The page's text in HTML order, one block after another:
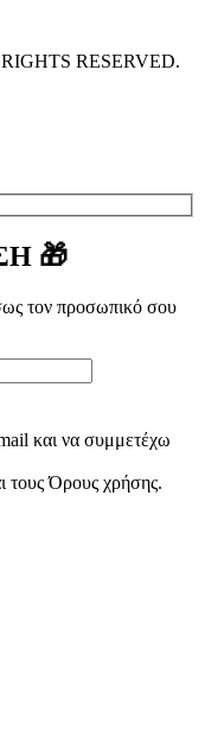
RESERVED.
🎁
τον προσωπικό σου
και να συμμετέχω
τους Όρους χρήσης.